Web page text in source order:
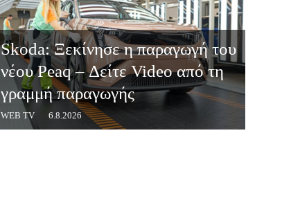
Skoda: Ξεκίνησε η παραγωγή του
νέου Peaq – Δείτε Video από τη
γραμμή παραγωγής
WEB TV 6.8.2026